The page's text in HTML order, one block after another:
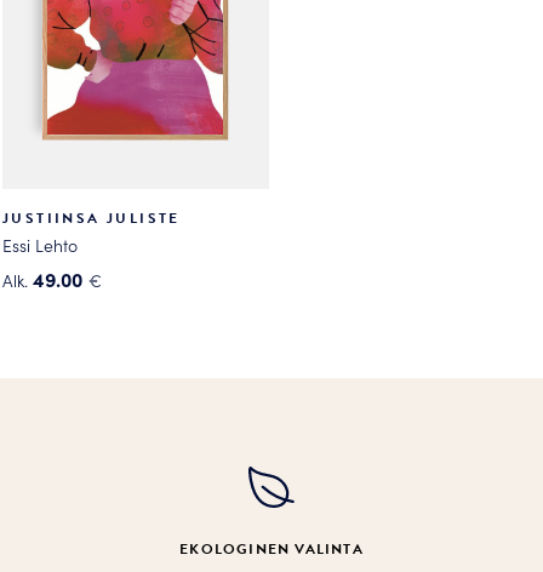
valinnat
tuotteen
sivulla.
JUSTIINSA JULISTE
Essi Lehto
Alk. 49.00 €
EKOLOGINEN VALINTA